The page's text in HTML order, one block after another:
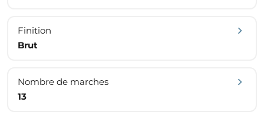
Finition
Brut
Nombre de marches
13